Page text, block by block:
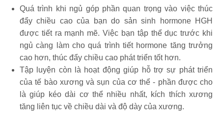
Quá trình khi ngủ góp phần quan trọng vào việc thúc
đẩy chiều cao của bạn do sản sinh hormone HGH
được tiết ra mạnh mẽ. Việc bạn tập thể dục trước khi
ngủ càng làm cho quá trình tiết hormone tăng trưởng
cao hơn, thúc đẩy chiều cao phát triển tốt hơn.
Tập luyện còn là hoạt động giúp hỗ trợ sự phát triển
của tế bào xương và sụn của cơ thể - phần được cho
là giúp kéo dài cơ thể nhiều nhất, kích thích xương
tăng liên tục về chiều dài và độ dày của xương.